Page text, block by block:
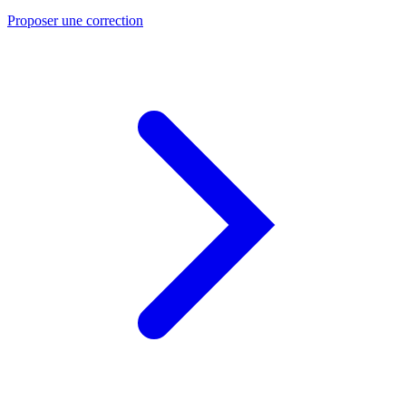
Proposer une correction